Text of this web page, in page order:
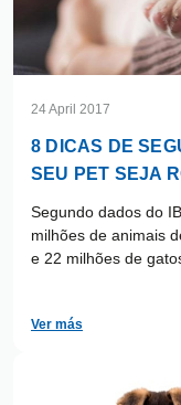
24 April 2017
8 DICAS DE
SEU PET SEJA
Segundo dados do
milhões de animais
e 22 milhões de
Ver más